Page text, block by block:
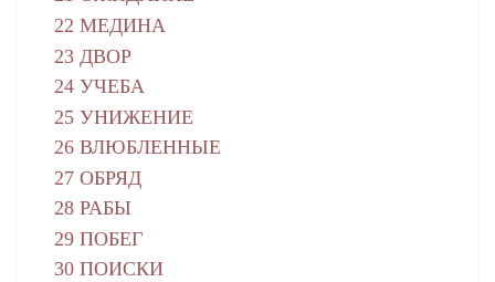
22 МЕДИНА
23 ДВОР
24 УЧЕБА
25 УНИЖЕНИЕ
26 ВЛЮБЛЕННЫЕ
27 ОБРЯД
28 РАБЫ
29 ПОБЕГ
30 ПОИСКИ